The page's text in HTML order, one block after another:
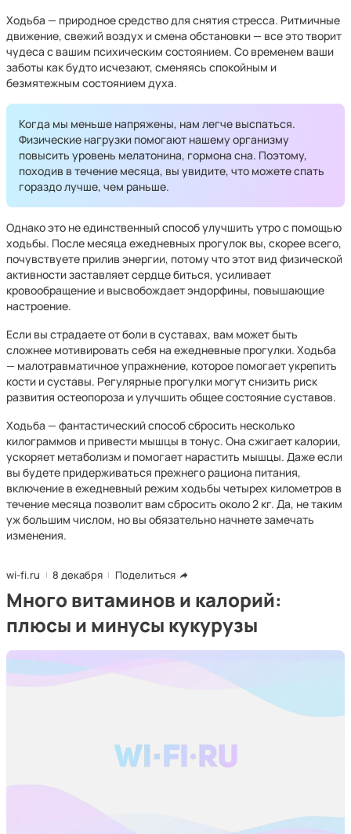
Ходьба — природное средство для снятия стресса. Ритмичные
движение, свежий воздух и смена обстановки — все это творит
чудеса с вашим психическим состоянием. Со временем ваши
заботы как будто исчезают, сменяясь спокойным и
безмятежным состоянием духа.
Когда мы меньше напряжены, нам легче выспаться.
Физические нагрузки помогают нашему организму
повысить уровень мелатонина, гормона сна. Поэтому,
походив в течение месяца, вы увидите, что можете спать
гораздо лучше, чем раньше.
Однако это не единственный способ улучшить утро с помощью
ходьбы. После месяца ежедневных прогулок вы, скорее всего,
почувствуете прилив энергии, потому что этот вид физической
активности заставляет сердце биться, усиливает
кровообращение и высвобождает эндорфины, повышающие
настроение.
Если вы страдаете от боли в суставах, вам может быть
сложнее мотивировать себя на ежедневные прогулки. Ходьба
— малотравматичное упражнение, которое помогает укрепить
кости и суставы. Регулярные прогулки могут снизить риск
развития остеопороза и улучшить общее состояние суставов.
Ходьба — фантастический способ сбросить несколько
килограммов и привести мышцы в тонус. Она сжигает калории,
ускоряет метаболизм и помогает нарастить мышцы. Даже если
вы будете придерживаться прежнего рациона питания,
включение в ежедневный режим ходьбы четырех километров в
течение месяца позволит вам сбросить около 2 кг. Да, не таким
уж большим числом, но вы обязательно начнете замечать
изменения.
wi-fi.ru 8 декабря Поделиться
Много витаминов и калорий:
плюсы и минусы кукурузы